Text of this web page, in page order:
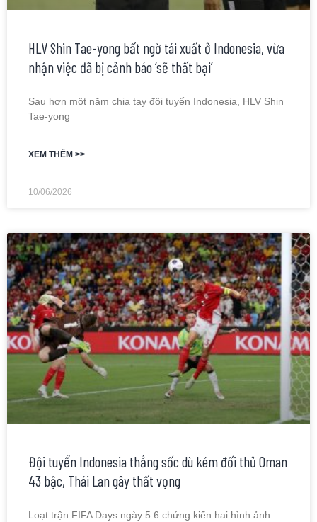
HLV Shin Tae-yong bất ngờ tái xuất ở Indonesia, vừa
nhận việc đã bị cảnh báo ‘sẽ thất bại’
Sau hơn một năm chia tay đội tuyển Indonesia, HLV Shin
Tae-yong
XEM THÊM >>
10/06/2026
Đội tuyển Indonesia thắng sốc dù kém đối thủ Oman
43 bậc, Thái Lan gây thất vọng
Loạt trận FIFA Days ngày 5.6 chứng kiến hai hình ảnh